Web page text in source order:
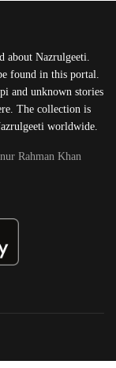
about Nazrulgeeti.
found in this portal.
and unknown stories
The collection is
worldwide.
Rahman Khan